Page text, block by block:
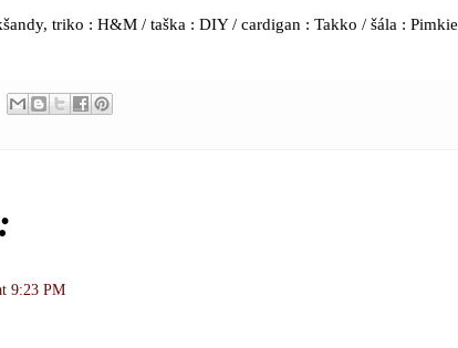
triko : H&M / taška : DIY / cardigan : Takko / šála : Pimkie
9:23 PM